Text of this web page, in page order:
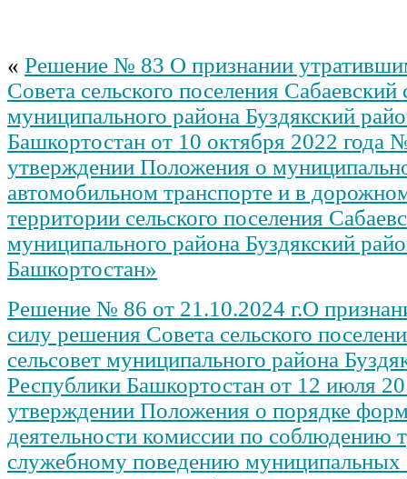
« Решение № 83 О признании
Совета сельского поселения Сабаевский
муниципального района Буздякский
Башкортостан от 10 октября 2022 года
утверждении Положения о
автомобильном транспорте и в
территории сельского поселения
муниципального района Буздякский
Башкортостан»
Решение № 86 от 21.10.2024 г.О
силу решения Совета сельского
сельсовет муниципального района
Республики Башкортостан от 12 июля
утверждении Положения о порядке
деятельности комиссии по соблюдению
служебному поведению